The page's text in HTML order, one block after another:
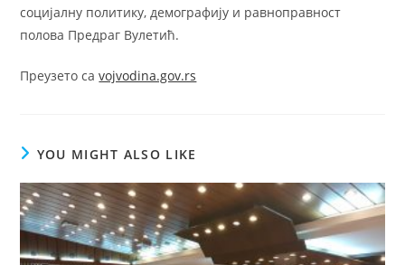
социјалну политику, демографију и равноправност
полова Предраг Вулетић.
Преузето саvojvodina.gov.rs
YOU MIGHT ALSO LIKE